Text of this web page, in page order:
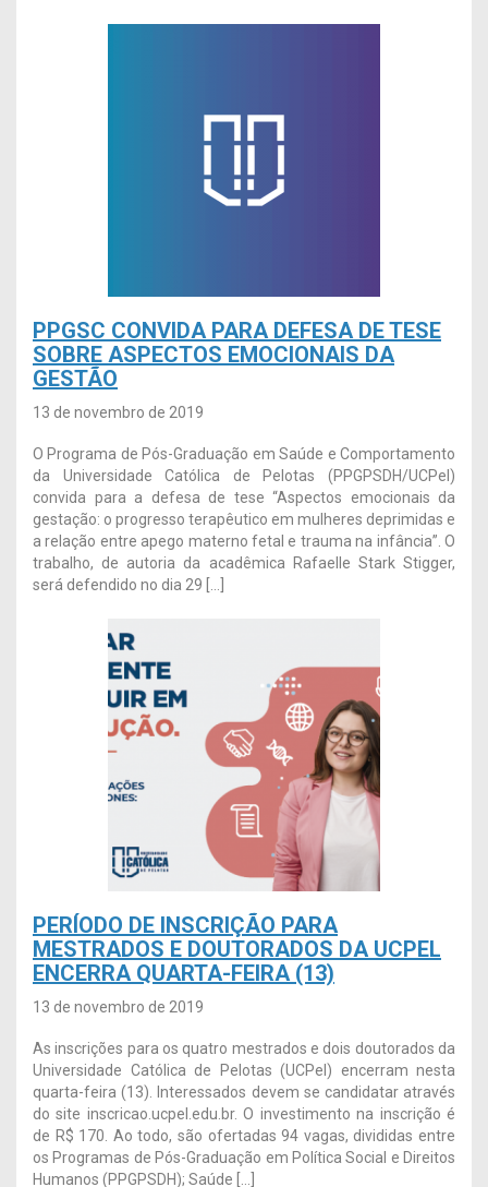
PPGSC CONVIDA PARA DEFESA DE TESE
SOBRE ASPECTOS EMOCIONAIS DA
GESTÃO
13 de novembro de 2019
O Programa de Pós-Graduação em Saúde e Comportamento
da Universidade Católica de Pelotas (PPGPSDH/UCPel)
convida para a defesa de tese “Aspectos emocionais da
gestação: o progresso terapêutico em mulheres deprimidas e
a relação entre apego materno fetal e trauma na infância”. O
trabalho, de autoria da acadêmica Rafaelle Stark Stigger,
será defendido no dia 29 […]
PERÍODO DE INSCRIÇÃO PARA
MESTRADOS E DOUTORADOS DA UCPEL
ENCERRA QUARTA-FEIRA (13)
13 de novembro de 2019
As inscrições para os quatro mestrados e dois doutorados da
Universidade Católica de Pelotas (UCPel) encerram nesta
quarta-feira (13). Interessados devem se candidatar através
do site inscricao.ucpel.edu.br. O investimento na inscrição é
de R$ 170. Ao todo, são ofertadas 94 vagas, divididas entre
os Programas de Pós-Graduação em Política Social e Direitos
Humanos (PPGPSDH); Saúde […]